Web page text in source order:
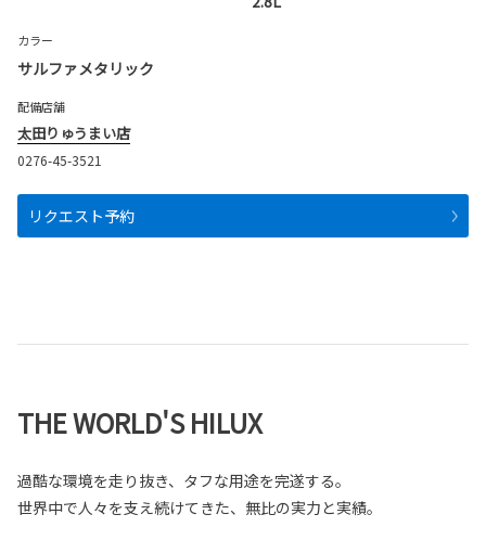
カラー
サルファメタリック
配備店舗
太田りゅうまい店
0276-45-3521
リクエスト予約
THE WORLD'S HILUX
過酷な環境を走り抜き、タフな用途を完遂する。
世界中で人々を支え続けてきた、無比の実力と実績。